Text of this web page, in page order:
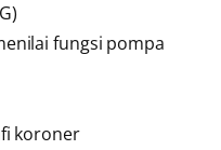
fungsi pompa
koroner